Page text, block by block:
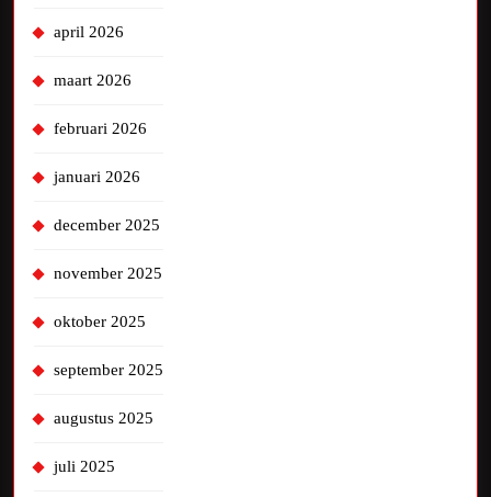
april 2026
maart 2026
februari 2026
januari 2026
december 2025
november 2025
oktober 2025
september 2025
augustus 2025
juli 2025